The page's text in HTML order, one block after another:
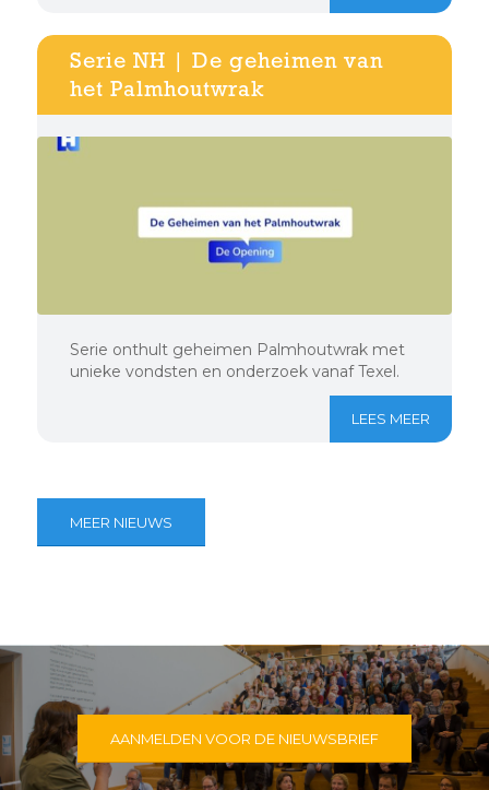
Serie NH | De geheimen van
het Palmhoutwrak
Serie onthult geheimen Palmhoutwrak met
unieke vondsten en onderzoek vanaf Texel.
LEES MEER
MEER NIEUWS
AANMELDEN VOOR DE NIEUWSBRIEF